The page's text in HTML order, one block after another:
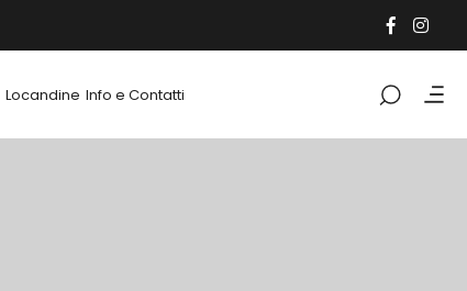
Locandine Info e Contatti